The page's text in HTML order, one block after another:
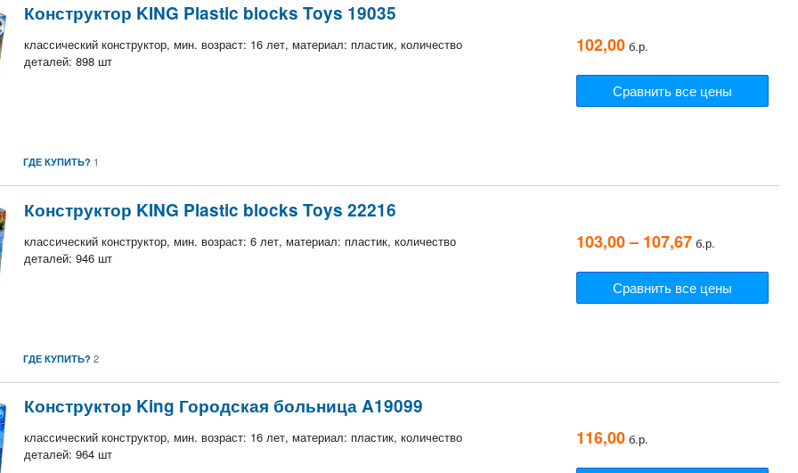
Конструктор KING Plastic blocks Toys 19035
классический конструктор, мин. возраст: 16 лет, материал: пластик, количество
деталей: 898 шт
102,00 б.р.
Сравнить все цены
ГДЕ КУПИТЬ? 1
Конструктор KING Plastic blocks Toys 22216
классический конструктор, мин. возраст: 6 лет, материал: пластик, количество
деталей: 946 шт
103,00 – 107,67 б.р.
Сравнить все цены
ГДЕ КУПИТЬ? 2
Конструктор King Городская больница A19099
классический конструктор, мин. возраст: 16 лет, материал: пластик, количество
деталей: 964 шт
116,00 б.р.